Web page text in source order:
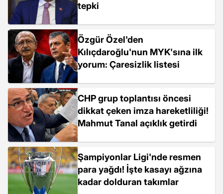
tepki
Özgür Özel'den
Kılıçdaroğlu'nun MYK'sına ilk
yorum: Çaresizlik listesi
CHP grup toplantısı öncesi
dikkat çeken imza hareketliliği!
Mahmut Tanal açıklık getirdi
Şampiyonlar Ligi'nde resmen
para yağdı! İşte kasayı ağzına
kadar dolduran takımlar